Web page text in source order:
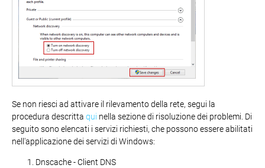
Se non riesci ad attivare il rilevamento della rete, segui la
procedura descritta qui nella sezione di risoluzione dei problemi. Di
seguito sono elencati i servizi richiesti, che possono essere abilitati
nell'applicazione dei servizi di Windows:
Dnscache - Client DNS